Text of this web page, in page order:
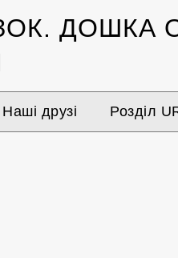
ДОШКА
Наші друзі Розділ